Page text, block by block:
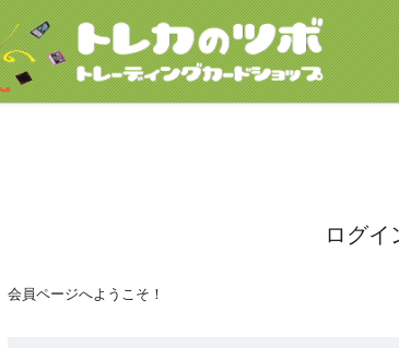
ログイ
会員ページへようこそ！